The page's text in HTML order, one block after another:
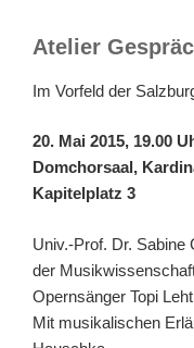
Atelier
Im Vorfeld der
20. Mai 2015, 19.00
Domchorsaal,
Kapitelplatz 3
Univ.-Prof. Dr.
der
Opernsänger Topi
Mit musikalischen